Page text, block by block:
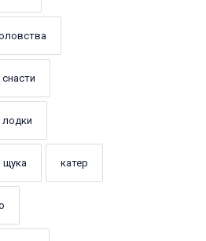
щука катер